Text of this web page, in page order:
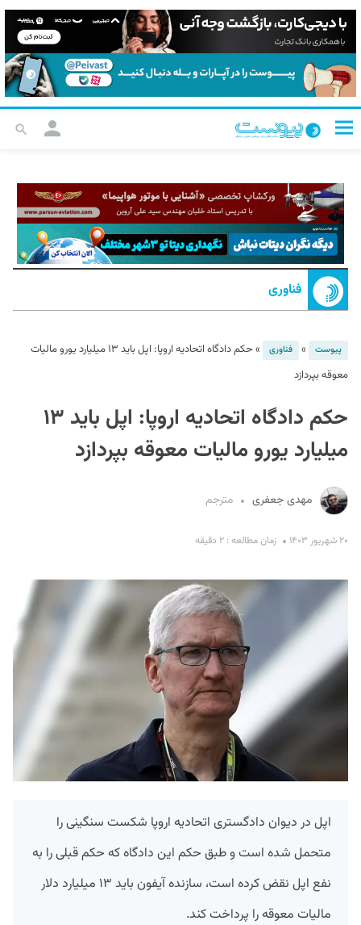
فناوری
پیوست » فناوری »
حکم دادگاه اتحادیه اروپا: اپل باید ۱۳ میلیارد یورو مالیات
معوقه بپردازد
حکم دادگاه اتحادیه اروپا: اپل باید ۱۳
میلیارد یورو مالیات معوقه بپردازد
مهدی جعفری مترجم
۲۰ شهریور ۱۴۰۳ زمان مطالعه : ۲ دقیقه
اپل در دیوان دادگستری اتحادیه اروپا شکست سنگینی را
متحمل شده است و طبق حکم این دادگاه که حکم قبلی را به
نفع اپل نقض کرده است، سازنده آیفون باید ۱۳ میلیارد دلار
مالیات معوقه را پرداخت کند.